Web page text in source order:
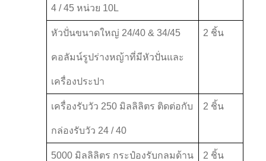
4 / 45 หน่วย 10L
หัวปั่นขนาดใหญ่ 24/40 & 34/45
คอลัมน์รูปร่างหญ้าที่มีหัวปั่นและ
เครื่องประปา
2 ชิ้น
เครื่องรับวัว 250 มิลลิลิตร ติดต่อกับ
กล่องรับวัว 24 / 40
2 ชิ้น
5000 มิลลิลิตร กระป๋องรับกลมด้าน 2 ชิ้น